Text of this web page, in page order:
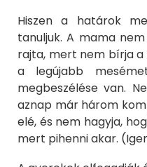
Hiszen a határok
tanuljuk. A mama
rajta, mert nem bírja a
a legújabb
megbeszélése van.
aznap már három
elé, és nem hagyja,
mert pihenni akar.